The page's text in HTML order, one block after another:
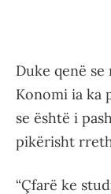
Duke qenë
Konomi ia ka
se është i
pikërisht
“Çfarë ke